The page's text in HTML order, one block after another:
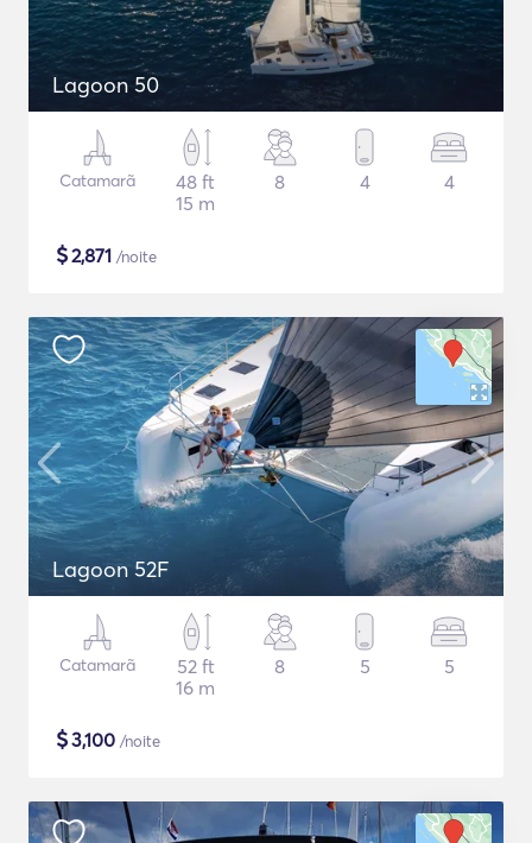
Lagoon 50
Catamarã
48 ft
15 m
8 4 4
$2,871 /noite
Lagoon 52F
Catamarã
52 ft
16 m
8 5 5
$3,100 /noite